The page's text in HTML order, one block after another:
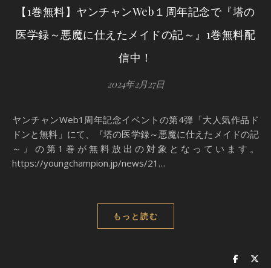
【1巻無料】ヤンチャンWeb１周年記念で『塔の
医学録～悪魔に仕えたメイドの記～』1巻無料配
信中！
2024年2月27日
ヤンチャンWeb1周年記念イベントの第4弾「大人気作品ド
ドンと無料」にて、『塔の医学録～悪魔に仕えたメイドの記
～』の第1巻が無料放出の対象となっています。
https://youngchampion.jp/news/21…
もっと読む